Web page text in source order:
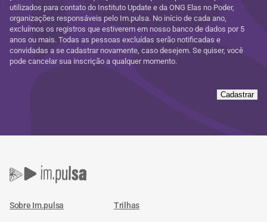
utilizados para contato do Instituto Update e da ONG Elas no Poder,
organizações responsáveis pelo Im.pulsa. No início de cada ano,
excluímos os registros que estiverem em nosso banco de dados por 5
anos ou mais. Todas as pessoas excluídas serão notificadas e
convidadas a se cadastrar novamente, caso desejem. Se quiser, você
pode cancelar sua inscrição a qualquer momento.
Cadastrar
Sobre Im.pulsa Trilhas